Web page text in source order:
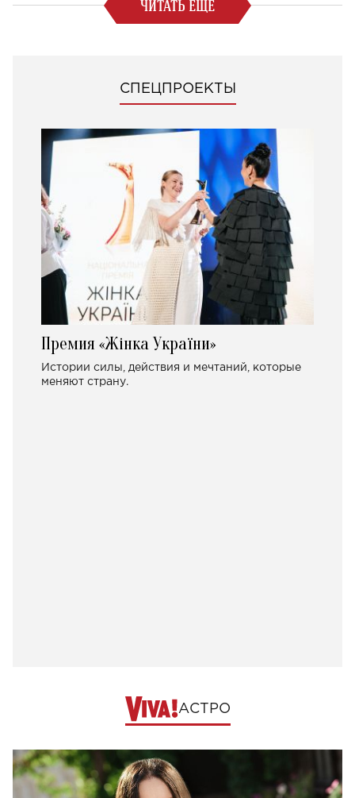
ЧИТАТЬ ЕЩЕ
СПЕЦПРОЕКТЫ
Премия «Жінка України»
Истории силы, действия и мечтаний, которые
меняют страну.
АСТРО